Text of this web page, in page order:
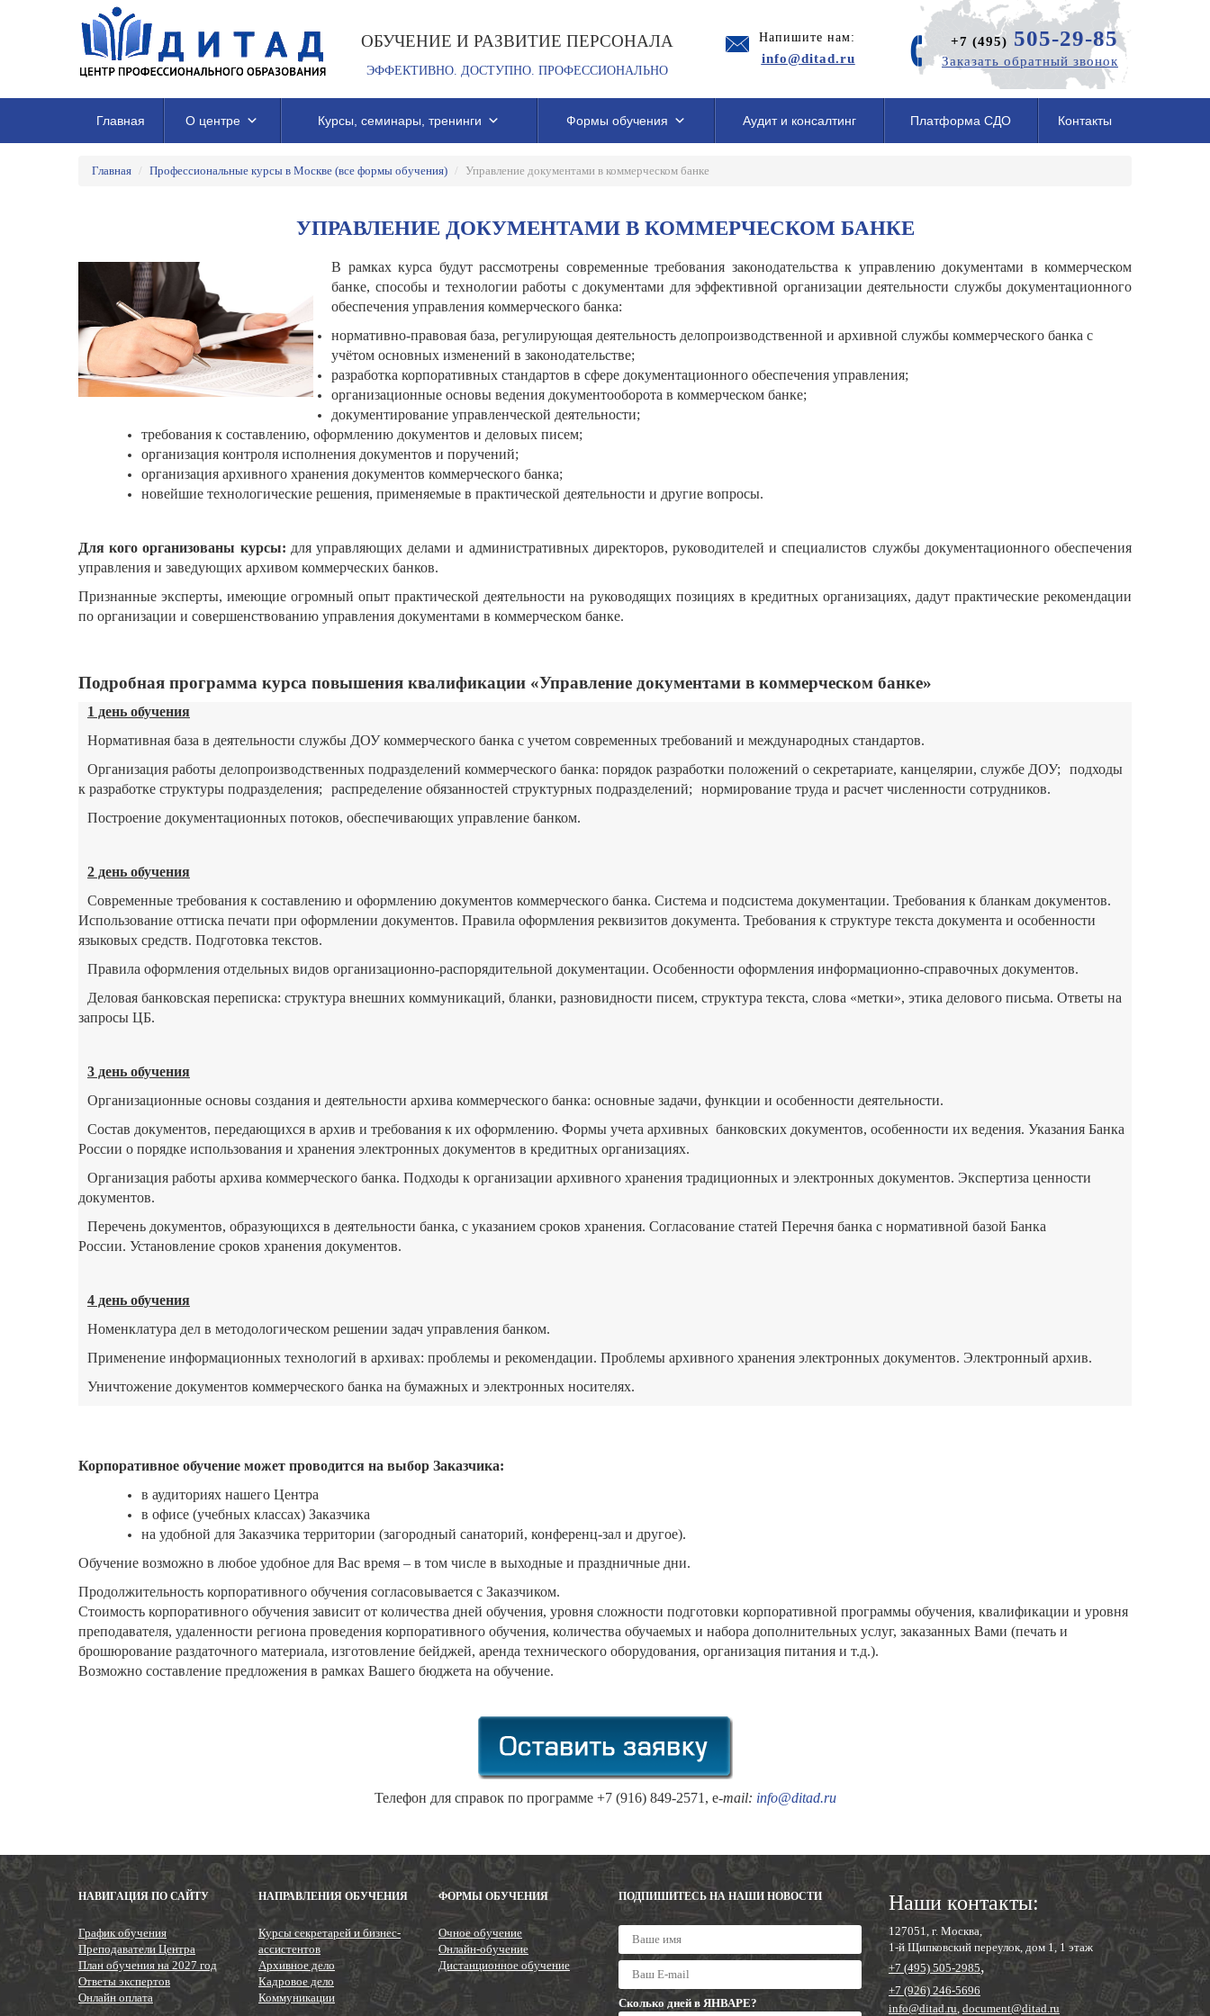
ОБУЧЕНИЕ И РАЗВИТИЕ ПЕРСОНАЛА
ЭФФЕКТИВНО. ДОСТУПНО. ПРОФЕССИОНАЛЬНО
Напишите нам:
info@ditad.ru
+7 (495) 505-29-85
Заказать обратный звонок
Главная О центре Курсы, семинары, тренинги Формы обучения Аудит и консалтинг Платформа СДО Контакты
Главная / Профессиональные курсы в Москве (все формы обучения) / Управление документами в коммерческом банке
УПРАВЛЕНИЕ ДОКУМЕНТАМИ В КОММЕРЧЕСКОМ БАНКЕ
В рамках курса будут рассмотрены современные требования законодательства к управлению документами в коммерческом
банке, способы и технологии работы с документами для эффективной организации деятельности службы документационного
обеспечения управления коммерческого банка:
нормативно-правовая база, регулирующая деятельность делопроизводственной и архивной службы коммерческого банка с
учётом основных изменений в законодательстве;
разработка корпоративных стандартов в сфере документационного обеспечения управления;
организационные основы ведения документооборота в коммерческом банке;
документирование управленческой деятельности;
требования к составлению, оформлению документов и деловых писем;
организация контроля исполнения документов и поручений;
организация архивного хранения документов коммерческого банка;
новейшие технологические решения, применяемые в практической деятельности и другие вопросы.
Для кого организованы курсы: для управляющих делами и административных директоров, руководителей и специалистов службы документационного обеспечения
управления и заведующих архивом коммерческих банков.
Признанные эксперты, имеющие огромный опыт практической деятельности на руководящих позициях в кредитных организациях, дадут практические рекомендации
по организации и совершенствованию управления документами в коммерческом банке.
Подробная программа курса повышения квалификации «Управление документами в коммерческом банке»
1 день обучения
Нормативная база в деятельности службы ДОУ коммерческого банка с учетом современных требований и международных стандартов.
Организация работы делопроизводственных подразделений коммерческого банка: порядок разработки положений о секретариате, канцелярии, службе ДОУ;
подходы
к разработке структуры подразделения;
распределение обязанностей структурных подразделений;
нормирование труда и расчет численности сотрудников.
Построение документационных потоков, обеспечивающих управление банком.
2 день обучения
Современные требования к составлению и оформлению документов коммерческого банка. Система и подсистема документации. Требования к бланкам документов.
Использование оттиска печати при оформлении документов. Правила оформления реквизитов документа. Требования к структуре текста документа и особенности
языковых средств. Подготовка текстов.
Правила оформления отдельных видов организационно-распорядительной документации. Особенности оформления информационно-справочных документов.
Деловая банковская переписка: структура внешних коммуникаций, бланки, разновидности писем, структура текста, слова «метки», этика делового письма. Ответы на
запросы ЦБ.
3 день обучения
Организационные основы создания и деятельности архива коммерческого банка: основные задачи, функции и особенности деятельности.
Состав документов, передающихся в архив и требования к их оформлению. Формы учета архивных банковских документов, особенности их ведения. Указания Банка
России о порядке использования и хранения электронных документов в кредитных организациях.
Организация работы архива коммерческого банка. Подходы к организации архивного хранения традиционных и электронных документов. Экспертиза ценности
документов.
Перечень документов, образующихся в деятельности банка, с указанием сроков хранения. Согласование статей Перечня банка с нормативной базой Банка
России. Установление сроков хранения документов.
4 день обучения
Номенклатура дел в методологическом решении задач управления банком.
Применение информационных технологий в архивах: проблемы и рекомендации. Проблемы архивного хранения электронных документов. Электронный архив.
Уничтожение документов коммерческого банка на бумажных и электронных носителях.
Корпоративное обучение может проводится на выбор Заказчика:
в аудиториях нашего Центра
в офисе (учебных классах) Заказчика
на удобной для Заказчика территории (загородный санаторий, конференц-зал и другое).
Обучение возможно в любое удобное для Вас время – в том числе в выходные и праздничные дни.
Продолжительность корпоративного обучения согласовывается с Заказчиком.
Стоимость корпоративного обучения зависит от количества дней обучения, уровня сложности подготовки корпоративной программы обучения, квалификации и уровня
преподавателя, удаленности региона проведения корпоративного обучения, количества обучаемых и набора дополнительных услуг, заказанных Вами (печать и
брошюрование раздаточного материала, изготовление бейджей, аренда технического оборудования, организация питания и т.д.).
Возможно составление предложения в рамках Вашего бюджета на обучение.
Телефон для справок по программе +7 (916) 849-2571, e-mail: info@ditad.ru
НАВИГАЦИЯ ПО САЙТУ
График обучения
Преподаватели Центра
План обучения на 2027 год
Ответы экспертов
Онлайн оплата
НАПРАВЛЕНИЯ ОБУЧЕНИЯ
Курсы секретарей и бизнес-
ассистентов
Архивное дело
Кадровое дело
Коммуникации
ФОРМЫ ОБУЧЕНИЯ
Очное обучение
Онлайн-обучение
Дистанционное обучение
ПОДПИШИТЕСЬ НА НАШИ НОВОСТИ
Сколько дней в ЯНВАРЕ?
Наши контакты:
127051, г. Москва,
1-й Щипковский переулок, дом 1, 1 этаж
+7 (495) 505-2985,
+7 (926) 246-5696
info@ditad.ru, document@ditad.ru